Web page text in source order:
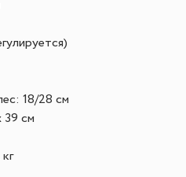
18/28 см
39 см